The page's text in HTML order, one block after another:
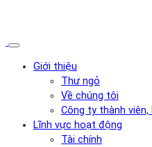
Giới thiệu
Thư ngỏ
Về chúng tôi
Công ty thành viên,
Lĩnh vực hoạt động
Tài chính